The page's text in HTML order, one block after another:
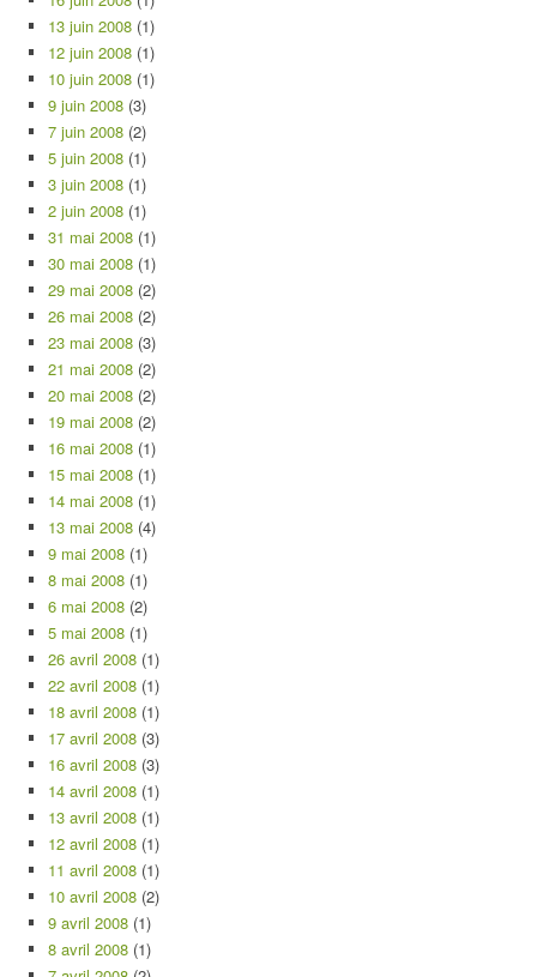
13 juin 2008 (1)
12 juin 2008 (1)
10 juin 2008 (1)
9 juin 2008 (3)
7 juin 2008 (2)
5 juin 2008 (1)
3 juin 2008 (1)
2 juin 2008 (1)
31 mai 2008 (1)
30 mai 2008 (1)
29 mai 2008 (2)
26 mai 2008 (2)
23 mai 2008 (3)
21 mai 2008 (2)
20 mai 2008 (2)
19 mai 2008 (2)
16 mai 2008 (1)
15 mai 2008 (1)
14 mai 2008 (1)
13 mai 2008 (4)
9 mai 2008 (1)
8 mai 2008 (1)
6 mai 2008 (2)
5 mai 2008 (1)
26 avril 2008 (1)
22 avril 2008 (1)
18 avril 2008 (1)
17 avril 2008 (3)
16 avril 2008 (3)
14 avril 2008 (1)
13 avril 2008 (1)
12 avril 2008 (1)
11 avril 2008 (1)
10 avril 2008 (2)
9 avril 2008 (1)
8 avril 2008 (1)